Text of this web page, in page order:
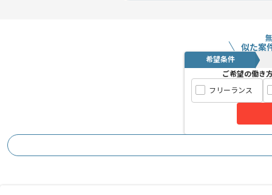
似た案
希望条件
ご希望の働き
フリーランス